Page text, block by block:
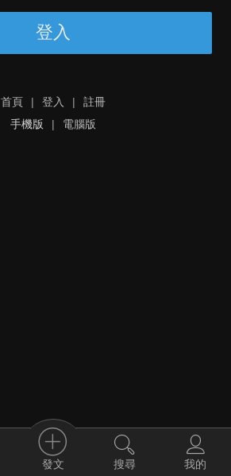
登入
首頁 | 登入 |
註冊
手機版
| 電腦版
發文 搜尋 我的